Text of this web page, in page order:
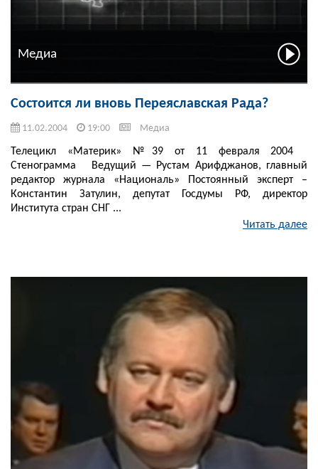
Медиа
Состоится ли вновь Переяславская Рада?
11.02.2004 19:00 Медиа
Телецикл «Материк» №39 от 11 февраля 2004
Стенограмма Ведущий — Рустам Арифджанов, главный
редактор журнала «Националь» Постоянный эксперт –
Константин Затулин, депутат Госдумы РФ, директор
Института стран СНГ ...
Читать далее